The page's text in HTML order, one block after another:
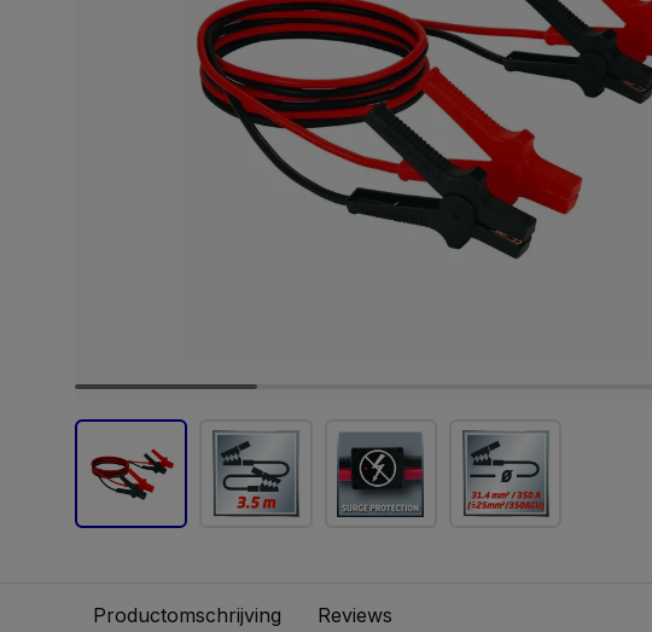
Productomschrijving Reviews